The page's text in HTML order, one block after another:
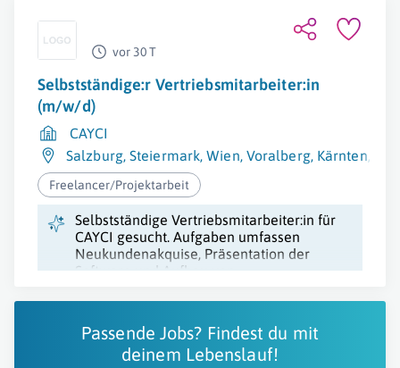
vor 30 T
Selbstständige:r Vertriebsmitarbeiter:in
(m/w/d)
CAYCI
Salzburg,Steiermark,Wien, Voralberg, Kärnten,
Freelancer/Projektarbeit
Selbstständige Vertriebsmitarbeiter:in für
CAYCI gesucht. Aufgaben umfassen
Neukundenakquise, Präsentation der
Software und Aufbau von
Passende Jobs? Findest du mit
deinem Lebenslauf!